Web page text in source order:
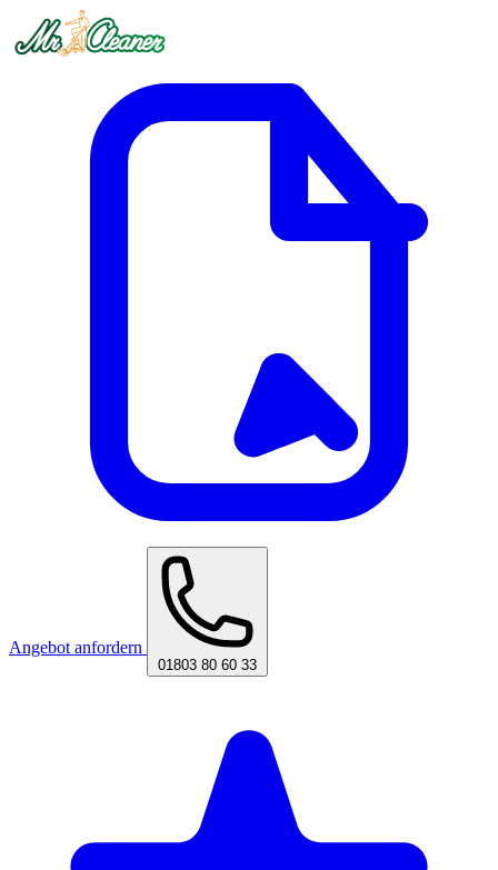
Angebot anfordern
01803 80 60 33